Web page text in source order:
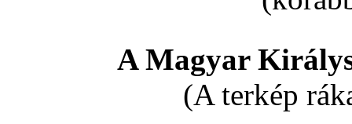
A Magyar
(A terkép